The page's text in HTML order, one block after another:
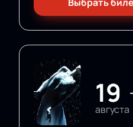
19
августа